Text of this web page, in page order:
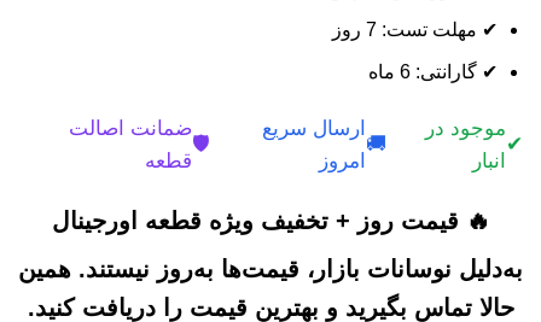
✔ مهلت تست: 7 روز
✔ گارانتی: 6 ماه
✔
موجود در
انبار
🚚
ارسال سریع
امروز
🛡️
ضمانت اصالت
قطعه
🔥 قیمت روز + تخفیف ویژه قطعه اورجینال
به‌دلیل نوسانات بازار، قیمت‌ها به‌روز نیستند. همین
حالا تماس بگیرید و بهترین قیمت را دریافت کنید.